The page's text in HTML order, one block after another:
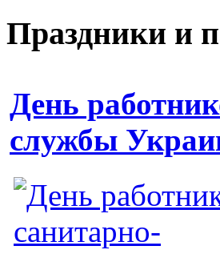
Праздники и
День
службы